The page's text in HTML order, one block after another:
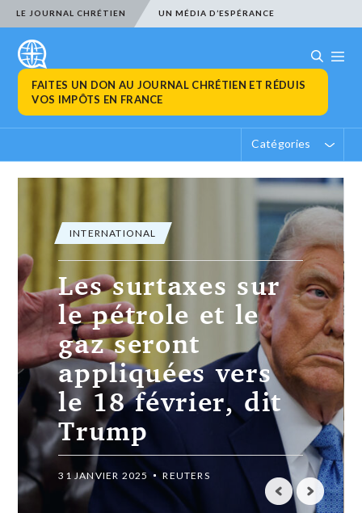
LE JOURNAL CHRÉTIEN UN MÉDIA D’ESPÉRANCE
FAITES UN DON AU JOURNAL CHRÉTIEN ET RÉDUIS
VOS IMPÔTS EN FRANCE
Catégories
INTERNATIONAL
Les surtaxes sur
le pétrole et le
gaz seront
appliquées vers
le 18 février, dit
Trump
31 JANVIER 2025 REUTERS